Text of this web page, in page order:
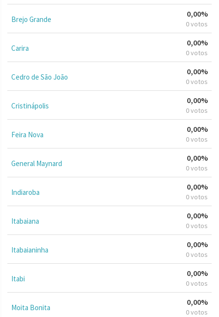
Brejo Grande
0,00%
0 votos
Carira
0,00%
0 votos
Cedro de São João
0,00%
0 votos
Cristinápolis
0,00%
0 votos
Feira Nova
0,00%
0 votos
General Maynard
0,00%
0 votos
Indiaroba
0,00%
0 votos
Itabaiana
0,00%
0 votos
Itabaianinha
0,00%
0 votos
Itabi
0,00%
0 votos
Moita Bonita
0,00%
0 votos